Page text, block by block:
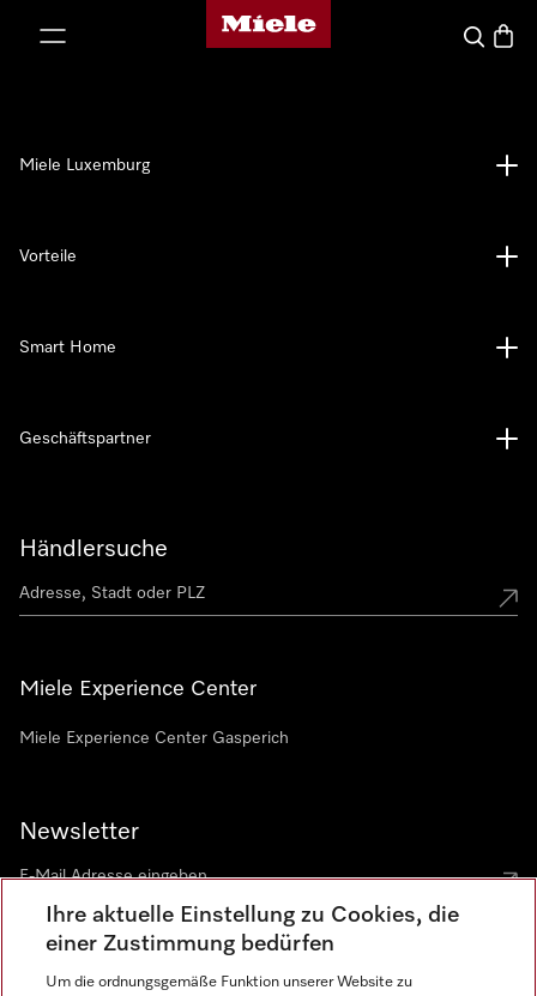
Miele-Homepage
Suche
Händlersuche
Miele Experience Center
Miele Experience Center Gasperich
Newsletter
Miele Luxemburg
Vorteile
Smart Home
Geschäftspartner
Ihre aktuelle Einstellung zu Cookies, die
einer Zustimmung bedürfen
Um die ordnungsgemäße Funktion unserer Website zu